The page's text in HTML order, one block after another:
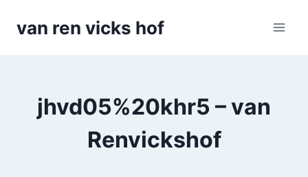
naarvan ren vicks hof
jhvd05%20khr5 – van
Renvickshof